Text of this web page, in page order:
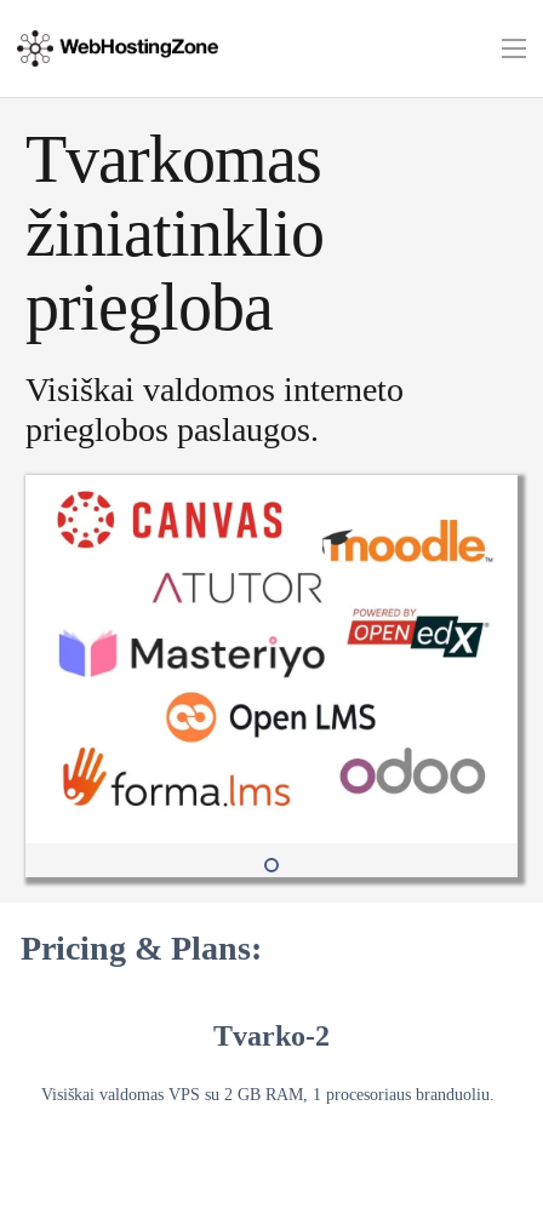
Tvarkomas
žiniatinklio
priegloba
Visiškai valdomos interneto
prieglobos paslaugos.
Pricing & Plans:
Tvarko-2
Visiškai valdomas VPS su 2 GB RAM, 1 procesoriaus branduoliu.